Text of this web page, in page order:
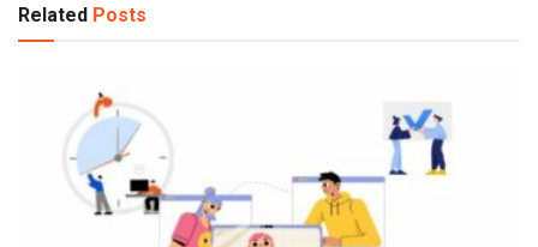
Related Posts